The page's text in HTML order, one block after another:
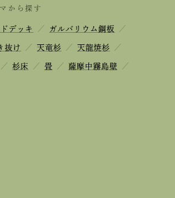
から探す
デッキ ／ ガルバリウム鋼板 ／
抜け ／ 天竜杉 ／ 天龍焼杉 ／
／ 杉床 ／ 畳 ／ 薩摩中霧島壁 ／